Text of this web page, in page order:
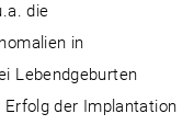
die
in
Lebendgeburten
der Implantation